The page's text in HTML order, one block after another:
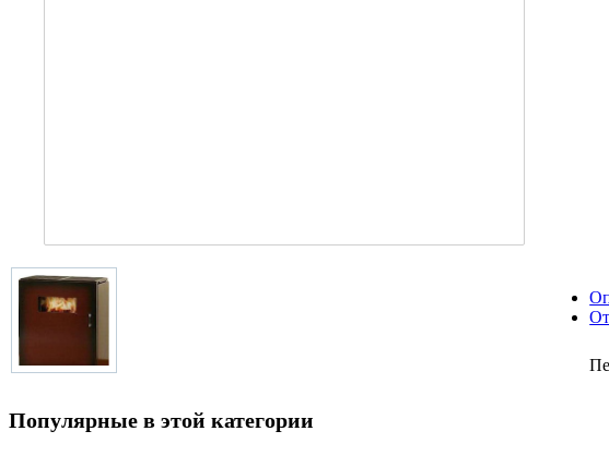
Популярные в этой категории